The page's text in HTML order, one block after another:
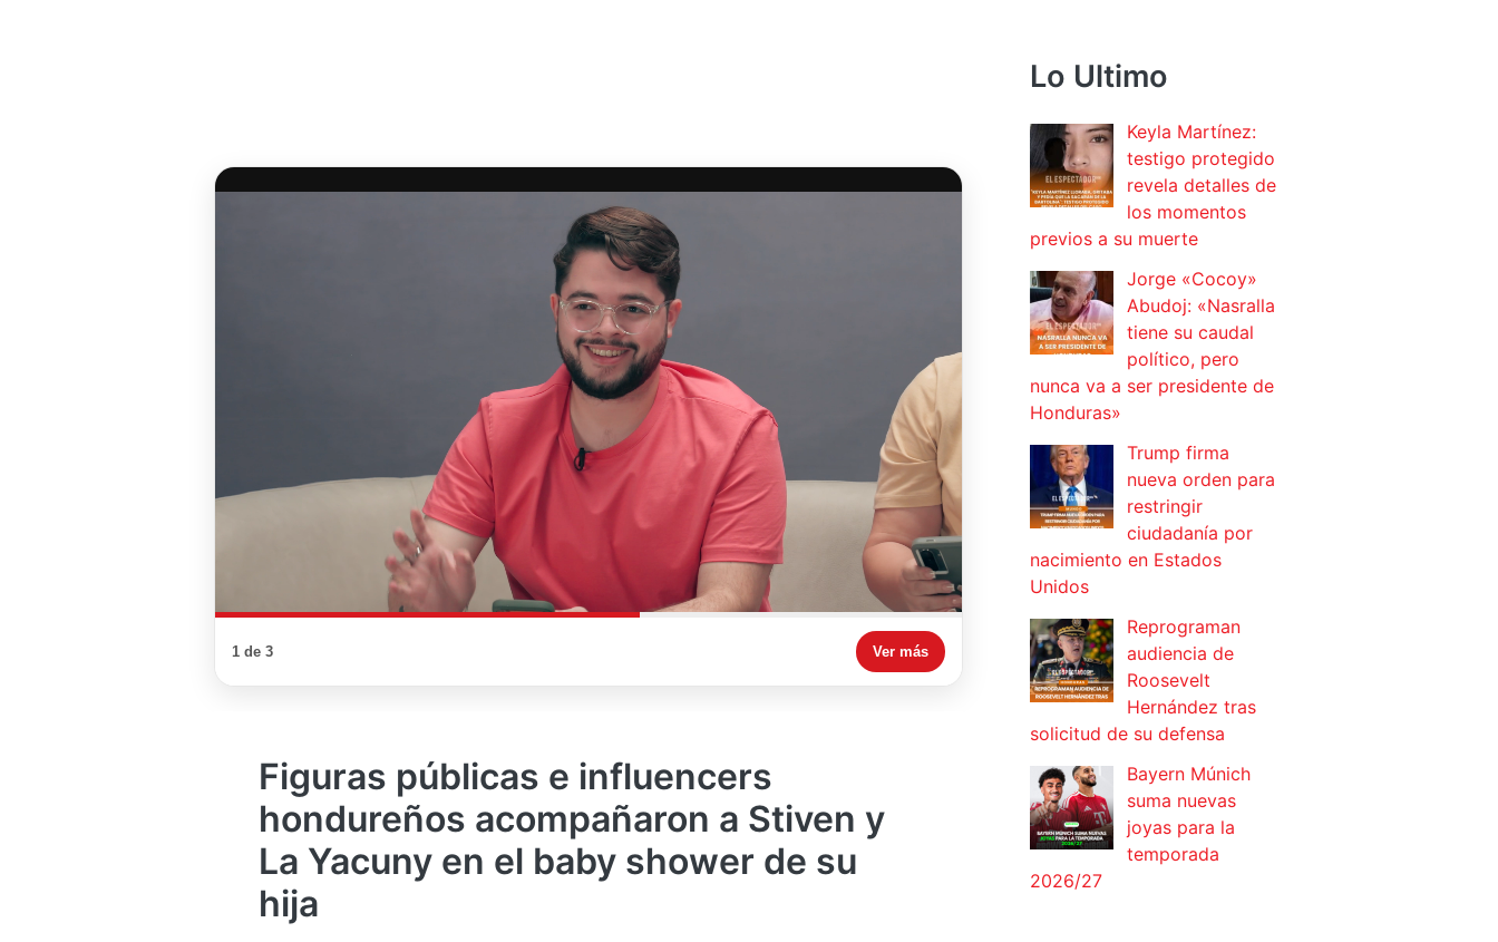
1 de 3 Ver más
Figuras públicas e influencers
hondureños acompañaron a Stiven y
La Yacuny en el baby shower de su
hija
Lo Ultimo
Keyla Martínez:
testigo protegido
revela detalles de
los momentos
previos a su muerte
Jorge «Cocoy»
Abudoj: «Nasralla
tiene su caudal
político, pero
nunca va a ser presidente de
Honduras»
Trump firma
nueva orden para
restringir
ciudadanía por
nacimiento en Estados
Unidos
Reprograman
audiencia de
Roosevelt
Hernández tras
solicitud de su defensa
Bayern Múnich
suma nuevas
joyas para la
temporada
2026/27